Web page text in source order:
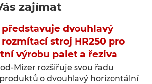
zajímat
dvouhlavý
stroj HR250 pro
výrobu palet a řeziva
Mizer rozšiřuje svou řadu
o dvouhlavý horizontální